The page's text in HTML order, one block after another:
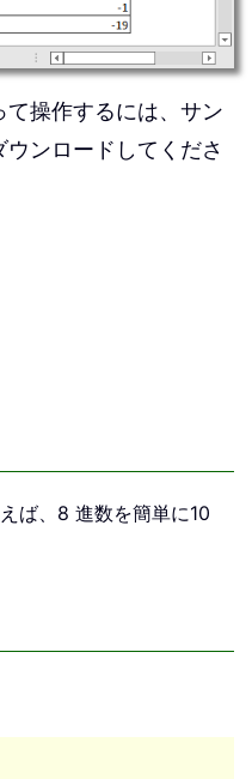
操作するには、サン
ンロードしてくださ
ば、8 進数を簡単に10